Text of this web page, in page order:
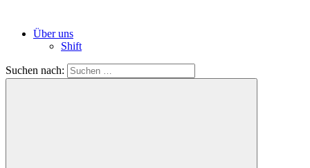
Über uns
Shift
Suchen nach: